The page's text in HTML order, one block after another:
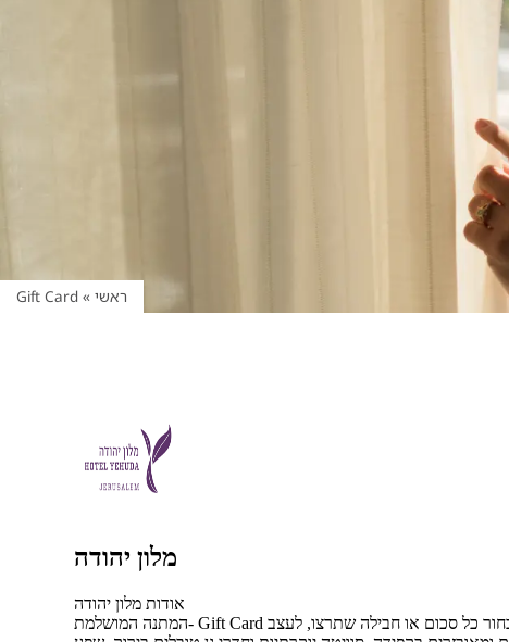
ראשי »
Gift Card